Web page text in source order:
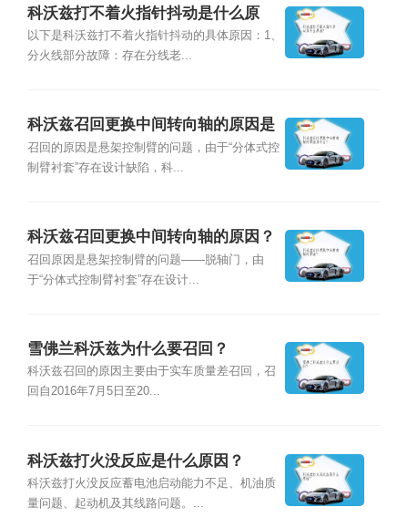
科沃兹打不着火指针抖动是什么原
因？
以下是科沃兹打不着火指针抖动的具体原因：1、
分火线部分故障：存在分线老...
科沃兹召回更换中间转向轴的原因是
什么？
召回的原因是悬架控制臂的问题，由于“分体式控
制臂衬套”存在设计缺陷，科...
科沃兹召回更换中间转向轴的原因？
召回原因是悬架控制臂的问题——脱轴门，由
于“分体式控制臂衬套”存在设计...
雪佛兰科沃兹为什么要召回？
科沃兹召回的原因主要由于实车质量差召回，召
回自2016年7月5日至20...
科沃兹打火没反应是什么原因？
科沃兹打火没反应蓄电池启动能力不足、机油质
量问题、起动机及其线路问题。...